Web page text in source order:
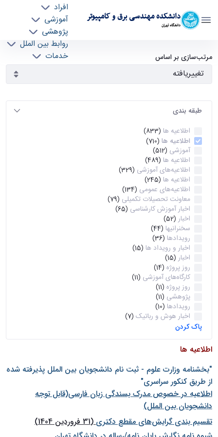
دانشکده مهندسی برق و کامپیوتر
دانشگاه تهران
افراد
آموزشی
پژوهشی
روابط بین الملل
خدمات
آرشیو اطلاعیه ها - ece- دانشکده مهندسی برق و
کامپیوتر
مرتب‌سازی بر اساس
طبقه بندی
اطلاعیه ها (833)
اطلاعیه ها (710)
آموزشی (512)
اطلاعیه ها (489)
اطلاعیه‌های‌ آموزشی (329)
اطلاعیه ها (245)
اطلاعیه‌های عمومی (134)
معاونت تحصیلات تکمیلی (79)
اخبار آموزش کارشناسی (65)
اخبار (52)
سخنرانیها (44)
رویدادها (36)
اخبار و رویداد ها (15)
اخبار (15)
روز پروژه (14)
کارگاه‌های آموزشی (11)
روز پروژه (11)
پژوهشی (11)
رویدادها (10)
اخبار هوش و رباتیک (7)
پاک کردن
اطلاعیه ها
"بخشنامه وزارت علوم - ثبت نام دانشجويان بين الملل پذيرفته شده
از طريق كنكور سراسری"
اطلاعیه در خصوص مدرک بسندگی زبان فارسی(قابل توجه
دانشجویان بین الملل)
تقسیم بندی گرایش‌های مقطع دکتری(31 فروردین 1404)